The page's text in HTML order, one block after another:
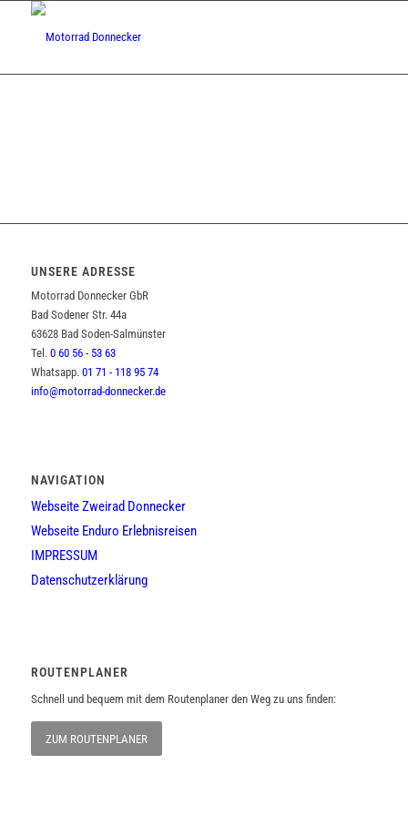
UNSERE ADRESSE
Motorrad Donnecker GbR
Bad Sodener Str. 44a
63628 Bad Soden-Salmünster
Tel. 0 60 56 - 53 63
Whatsapp. 01 71 - 118 95 74
info@motorrad-donnecker.de
NAVIGATION
Webseite Zweirad Donnecker
Webseite Enduro Erlebnisreisen
IMPRESSUM
Datenschutzerklärung
ROUTENPLANER
Schnell und bequem mit dem Routenplaner den Weg zu uns finden:
ZUM ROUTENPLANER